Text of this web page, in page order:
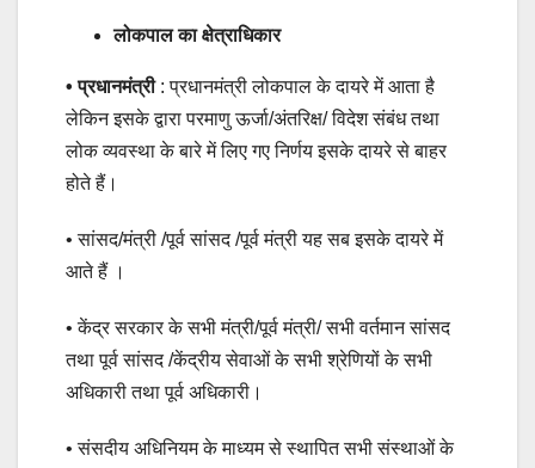
लोकपाल का क्षेत्राधिकार
• प्रधानमंत्री: प्रधानमंत्री लोकपाल के दायरे में आता है
लेकिन इसके द्वारा परमाणु ऊर्जा/अंतरिक्ष/ विदेश संबंध तथा
लोक व्यवस्था के बारे में लिए गए निर्णय इसके दायरे से बाहर
होते हैं।
• सांसद/मंत्री /पूर्व सांसद /पूर्व मंत्री यह सब इसके दायरे में
आते हैं ।
• केंद्र सरकार के सभी मंत्री/पूर्व मंत्री/ सभी वर्तमान सांसद
तथा पूर्व सांसद /केंद्रीय सेवाओं के सभी श्रेणियों के सभी
अधिकारी तथा पूर्व अधिकारी।
• संसदीय अधिनियम के माध्यम से स्थापित सभी संस्थाओं के